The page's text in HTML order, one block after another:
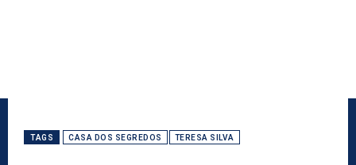
TAGS CASA DOS SEGREDOS TERESA SILVA